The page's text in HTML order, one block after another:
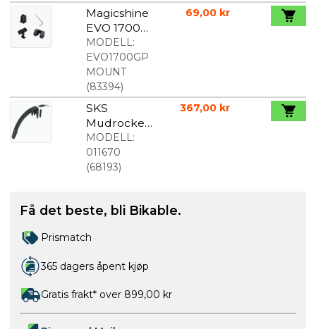
Magicshine
EVO 1700
Gopro
Mount Sort
MODELL:
EVO1700GP
MOUNT
(83394)
69,00 kr
SKS
Mudrocker
Skjerm Bak
27,5" Til 29"
MODELL:
011670
(68193)
367,00 kr
Få det beste, bli Bikable.
Prismatch
365 dagers åpent kjøp
Gratis frakt* over 899,00 kr